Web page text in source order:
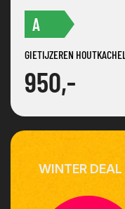
A
GIETIJZEREN
950,-
WINTER DEAL